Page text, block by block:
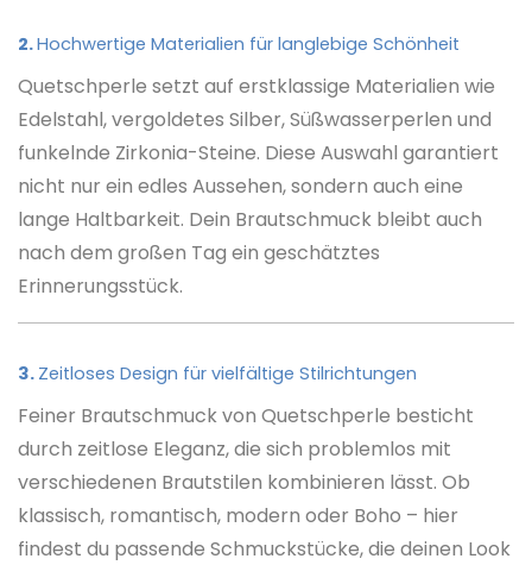
2.Hochwertige Materialien für langlebige Schönheit
Quetschperle setzt auf erstklassige Materialien wie
Edelstahl, vergoldetes Silber, Süßwasserperlen und
funkelnde Zirkonia-Steine. Diese Auswahl garantiert
nicht nur ein edles Aussehen, sondern auch eine
lange Haltbarkeit. Dein Brautschmuck bleibt auch
nach dem großen Tag ein geschätztes
Erinnerungsstück.
3. Zeitloses Design für vielfältige Stilrichtungen
Feiner Brautschmuck von Quetschperle besticht
durch zeitlose Eleganz, die sich problemlos mit
verschiedenen Brautstilen kombinieren lässt. Ob
klassisch, romantisch, modern oder Boho – hier
findest du passende Schmuckstücke, die deinen Look